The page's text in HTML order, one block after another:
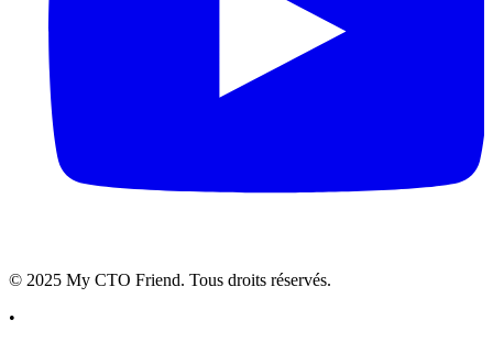
© 2025 My CTO Friend. Tous droits réservés.
•